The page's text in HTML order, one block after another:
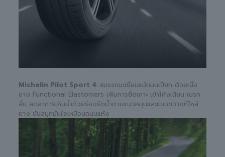
Michelin Pilot Sport 4 สมรรถนะเยี่ยมแม้ถนนเปียก ด้วยเนื้อ
ยาง Functional Elastomers เพิ่มการยึดเกาะ เข้าโค้งเนียน เบรก
สั้น ลดอาการเหินน้ำด้วยร่องรีดน้ำตามแนวหมุนและแนวขวางที่ไหล่
ยาง ขับสนุกมั่นใจเหมือนถนนแห้ง